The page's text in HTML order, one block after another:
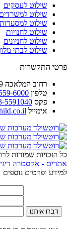
שילוט לעסקים
שילוט למשרדים
שילוט
שילוט לחנויות
שילוט לחניונים
שילוט לבתי
פרטי התקשרות
רחוב המלאכה 49, חולון
טלפון 6000
פקס 5591040
אימייל
כל הזכויות שמורות
אתרים - אקסטרה
למידע ופרטים נוספים
דברו איתנו